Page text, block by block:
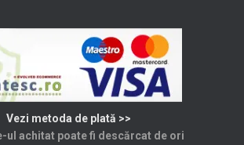
Vezi metoda de plată >>
ul achitat poate fi descărcat de ori